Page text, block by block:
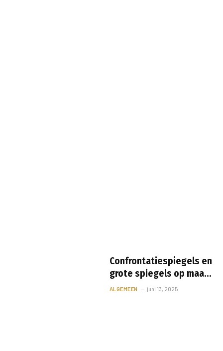
Confrontatiespiegels en
grote spiegels op maat:
alles wat je moet weten
ALGEMEEN juni 13, 2025